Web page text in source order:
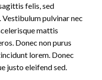
felis, sed
Vestibulum pulvinar nec
mattis
Donec non purus
lorem. Donec
justo eleifend sed.